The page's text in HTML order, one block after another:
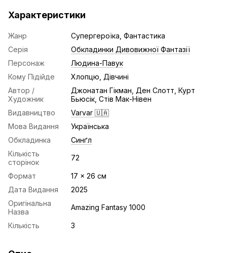
Характеристики
Жанр
Супергероїка, Фантастика
Серія
Обкладинки Дивовижної Фантазії
Персонаж
Людина-Павук
Кому Підійде
Хлопцю, Дівчині
Автор /
Художник
Джонатан Гікман, Ден Слотт, Курт
Бьюсік, Стів Мак-Нівен
Видавництво
Varvar 🇺🇦
Мова Видання
Українська
Обкладинка
Синґл
Кількість
сторінок
72
Формат
17 x 26 см
Дата Видання
2025
Оригінальна
Назва
Amazing Fantasy 1000
Кількість 3